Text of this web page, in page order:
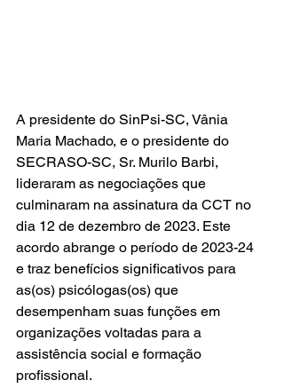
A presidente do SinPsi-SC, Vânia
Maria Machado, e o presidente do
SECRASO-SC, Sr. Murilo Barbi,
lideraram as negociações que
culminaram na assinatura da CCT no
dia 12 de dezembro de 2023. Este
acordo abrange o período de 2023-24
e traz benefícios significativos para
as(os) psicólogas(os) que
desempenham suas funções em
organizações voltadas para a
assistência social e formação
profissional.